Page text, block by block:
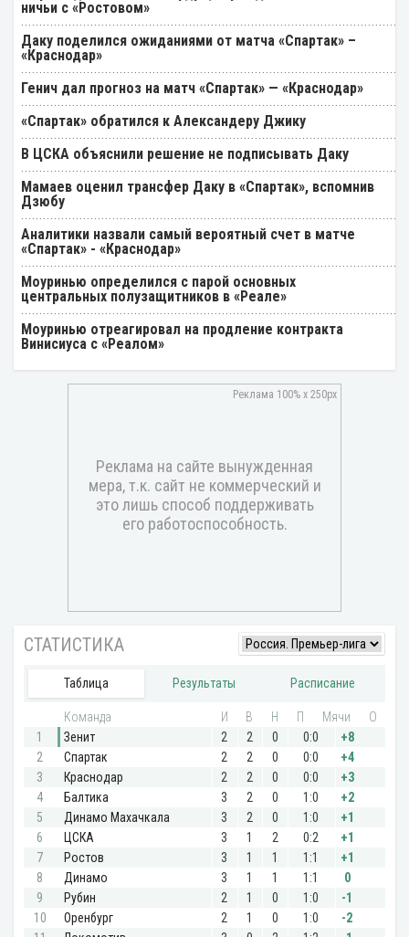
ничьи с «Ростовом»
Даку поделился ожиданиями от матча «Спартак» –
«Краснодар»
Генич дал прогноз на матч «Спартак» — «Краснодар»
«Спартак» обратился к Александеру Джику
В ЦСКА объяснили решение не подписывать Даку
Мамаев оценил трансфер Даку в «Спартак», вспомнив
Дзюбу
Аналитики назвали самый вероятный счет в матче
«Спартак» - «Краснодар»
Моуринью определился с парой основных
центральных полузащитников в «Реале»
Моуринью отреагировал на продление контракта
Винисиуса с «Реалом»